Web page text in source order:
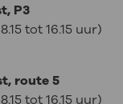
P3
tot 16.15 uur)
route 5
tot 16.15 uur)